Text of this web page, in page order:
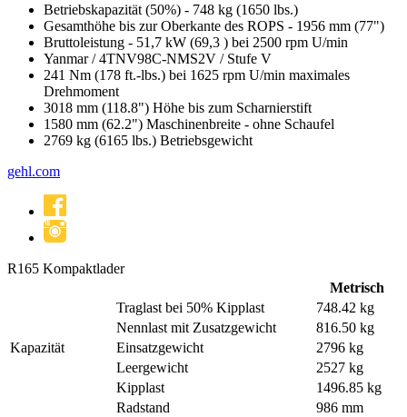
Betriebskapazität (50%) - 748 kg (1650 lbs.)
Gesamthöhe bis zur Oberkante des ROPS - 1956 mm (77")
Bruttoleistung - 51,7 kW (69,3 ) bei 2500 rpm U/min
Yanmar / 4TNV98C-NMS2V / Stufe V
241 Nm (178 ft.-lbs.) bei 1625 rpm U/min maximales
Drehmoment
3018 mm (118.8") Höhe bis zum Scharnierstift
1580 mm (62.2") Maschinenbreite - ohne Schaufel
2769 kg (6165 lbs.) Betriebsgewicht
gehl.com
R165 Kompaktlader
Metrisch
Kapazität
Traglast bei 50% Kipplast
748.42 kg
Nennlast mit Zusatzgewicht
816.50 kg
Einsatzgewicht
2796 kg
Leergewicht
2527 kg
Kipplast
1496.85 kg
Radstand
986 mm